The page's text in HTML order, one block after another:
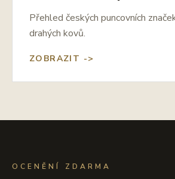
Přehled českých puncovních
drahých kovů.
ZOBRAZIT ->
OCENĚNÍ ZDARMA